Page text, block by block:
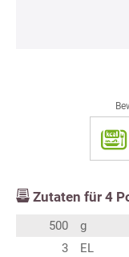
Zutaten für 4
500 g
3
EL